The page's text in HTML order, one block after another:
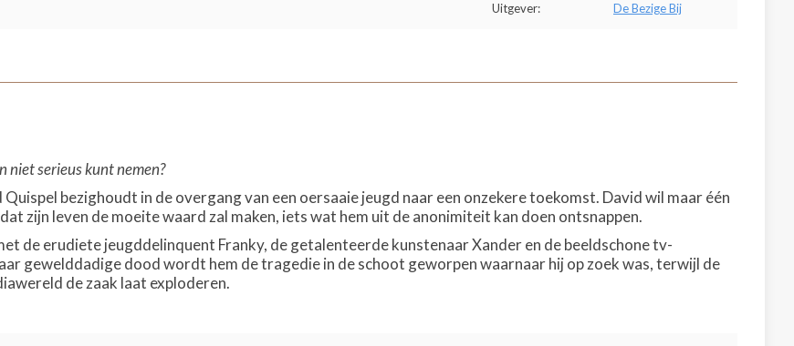
Uitgever:
De Bezige Bij
niet serieus kunt nemen?
bezighoudt in de overgang van een oersaaie jeugd naar een onzekere toekomst. David wil maar één
zijn leven de moeite waard zal maken, iets wat hem uit de anonimiteit kan doen ontsnappen.
de erudiete jeugddelinquent Franky, de getalenteerde kunstenaar Xander en de beeldschone tv-
gewelddadige dood wordt hem de tragedie in de schoot geworpen waarnaar hij op zoek was, terwijl de
de zaak laat exploderen.